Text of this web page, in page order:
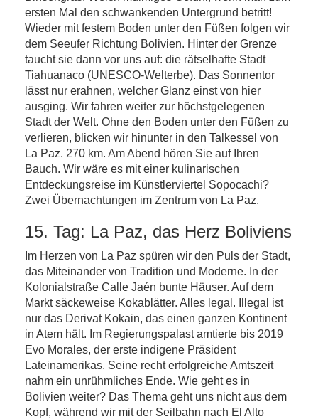
ersten Mal den schwankenden Untergrund betritt!
Wieder mit festem Boden unter den Füßen folgen wir
dem Seeufer Richtung Bolivien. Hinter der Grenze
taucht sie dann vor uns auf: die rätselhafte Stadt
Tiahuanaco (UNESCO-Welterbe). Das Sonnentor
lässt nur erahnen, welcher Glanz einst von hier
ausging. Wir fahren weiter zur höchstgelegenen
Stadt der Welt. Ohne den Boden unter den Füßen zu
verlieren, blicken wir hinunter in den Talkessel von
La Paz. 270 km. Am Abend hören Sie auf Ihren
Bauch. Wir wäre es mit einer kulinarischen
Entdeckungsreise im Künstlerviertel Sopocachi?
Zwei Übernachtungen im Zentrum von La Paz.
15. Tag: La Paz, das Herz Boliviens
Im Herzen von La Paz spüren wir den Puls der Stadt,
das Miteinander von Tradition und Moderne. In der
Kolonialstraße Calle Jaén bunte Häuser. Auf dem
Markt säckeweise Kokablätter. Alles legal. Illegal ist
nur das Derivat Kokain, das einen ganzen Kontinent
in Atem hält. Im Regierungspalast amtierte bis 2019
Evo Morales, der erste indigene Präsident
Lateinamerikas. Seine recht erfolgreiche Amtszeit
nahm ein unrühmliches Ende. Wie geht es in
Bolivien weiter? Das Thema geht uns nicht aus dem
Kopf, während wir mit der Seilbahn nach El Alto